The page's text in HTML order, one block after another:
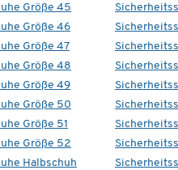
Größe 45
Größe 46
Größe 47
Größe 48
Größe 49
Größe 50
Größe 51
Größe 52
Halbschuh